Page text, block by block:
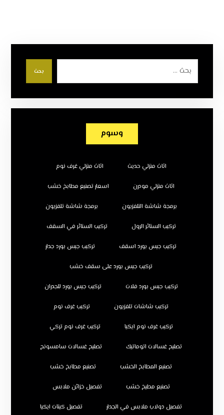
بحث
وسوم
اثاث منزلي حديث اثاث منزلي غرف نوم
اثاث منزلي مودرن اسعار تصنيع مطابخ خشب
برمجة شاشة التلفزيون برمجة شاشة تلفزيون
تركيب الستائر الرول تركيب الستائر في السقف
تركيب جبس بورد اسقف تركيب جبس بورد جدار
تركيب جبس بورد على سقف خشب
تركيب جبس بورد فلات تركيب جبس بورد للجدران
تركيب شاشات تلفزيون تركيب غرف نوم
تركيب غرف نوم ايكيا تركيب غرف نوم تركي
تصليح غسالات اتوماتيك تصليح غسالات سامسونج
تصنيع المطابخ الخشب تصنيع مطابخ خشب
تصنيع مطبخ خشب تفصيل خزائن ملابس
تفصيل دولاب ملابس في الجدار تفصيل كبتات ايكيا